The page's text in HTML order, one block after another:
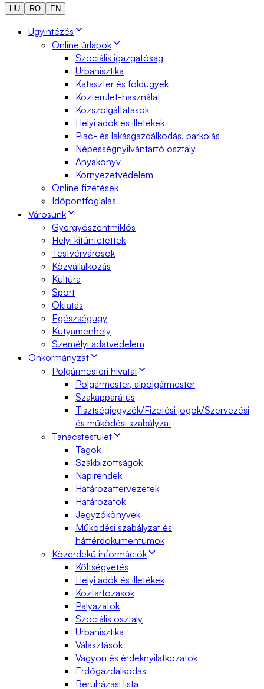
HU RO EN
Ügyintézés
Online űrlapok
Szociális igazgatóság
Urbanisztika
Kataszter és földügyek
Közterület-használat
Közszolgáltatások
Helyi adók és illetékek
Piac- és lakásgazdálkodás, parkolás
Népességnyilvántartó osztály
Anyakönyv
Környezetvédelem
Online fizetések
Időpontfoglalás
Városunk
Gyergyószentmiklós
Helyi kitüntetettek
Testvérvárosok
Közvállalkozás
Kultúra
Sport
Oktatás
Egészségügy
Kutyamenhely
Személyi adatvédelem
Önkormányzat
Polgármesteri hivatal
Polgármester, alpolgármester
Szakapparátus
Tisztségjegyzék/Fizetési jogok/Szervezési
és működési szabályzat
Tanácstestület
Tagok
Szakbizottságok
Napirendek
Határozattervezetek
Határozatok
Jegyzőkönyvek
Működési szabályzat és
háttérdokumentumok
Közérdekű információk
Költségvetés
Helyi adók és illetékek
Köztartozások
Pályázatok
Szociális osztály
Urbanisztika
Választások
Vagyon és érdeknyilatkozatok
Erdőgazdálkodás
Beruházási lista